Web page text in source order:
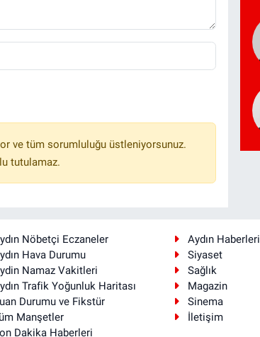
ve tüm sorumluluğu üstleniyorsunuz.
tutulamaz.
Nöbetçi Eczaneler
Hava Durumu
Namaz Vakitleri
Trafik Yoğunluk Haritası
Durumu ve Fikstür
Manşetler
Dakika Haberleri
Aydın Haberleri
Siyaset
Sağlık
Magazin
Sinema
İletişim